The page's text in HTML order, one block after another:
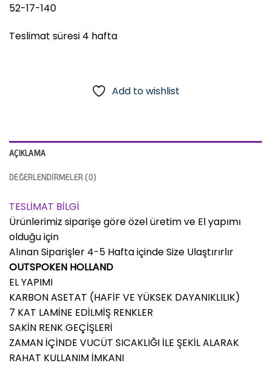
52-17-140
Teslimat süresi 4 hafta
Add to wishlist
AÇIKLAMA
DEĞERLENDIRMELER (0)
TESLİMAT BİLGİ
Ürünlerimiz siparişe göre özel üretim ve El yapımı
olduğu için
Alınan Siparişler 4-5 Hafta içinde Size Ulaştırırlır
OUTSPOKEN HOLLAND
EL YAPIMI
KARBON ASETAT (HAFİF VE YÜKSEK DAYANIKLILIK)
7 KAT LAMİNE EDİLMİŞ RENKLER
SAKİN RENK GEÇİŞLERİ
ZAMAN İÇİNDE VUCÜT SICAKLIĞI İLE ŞEKİL ALARAK
RAHAT KULLANIM İMKANI